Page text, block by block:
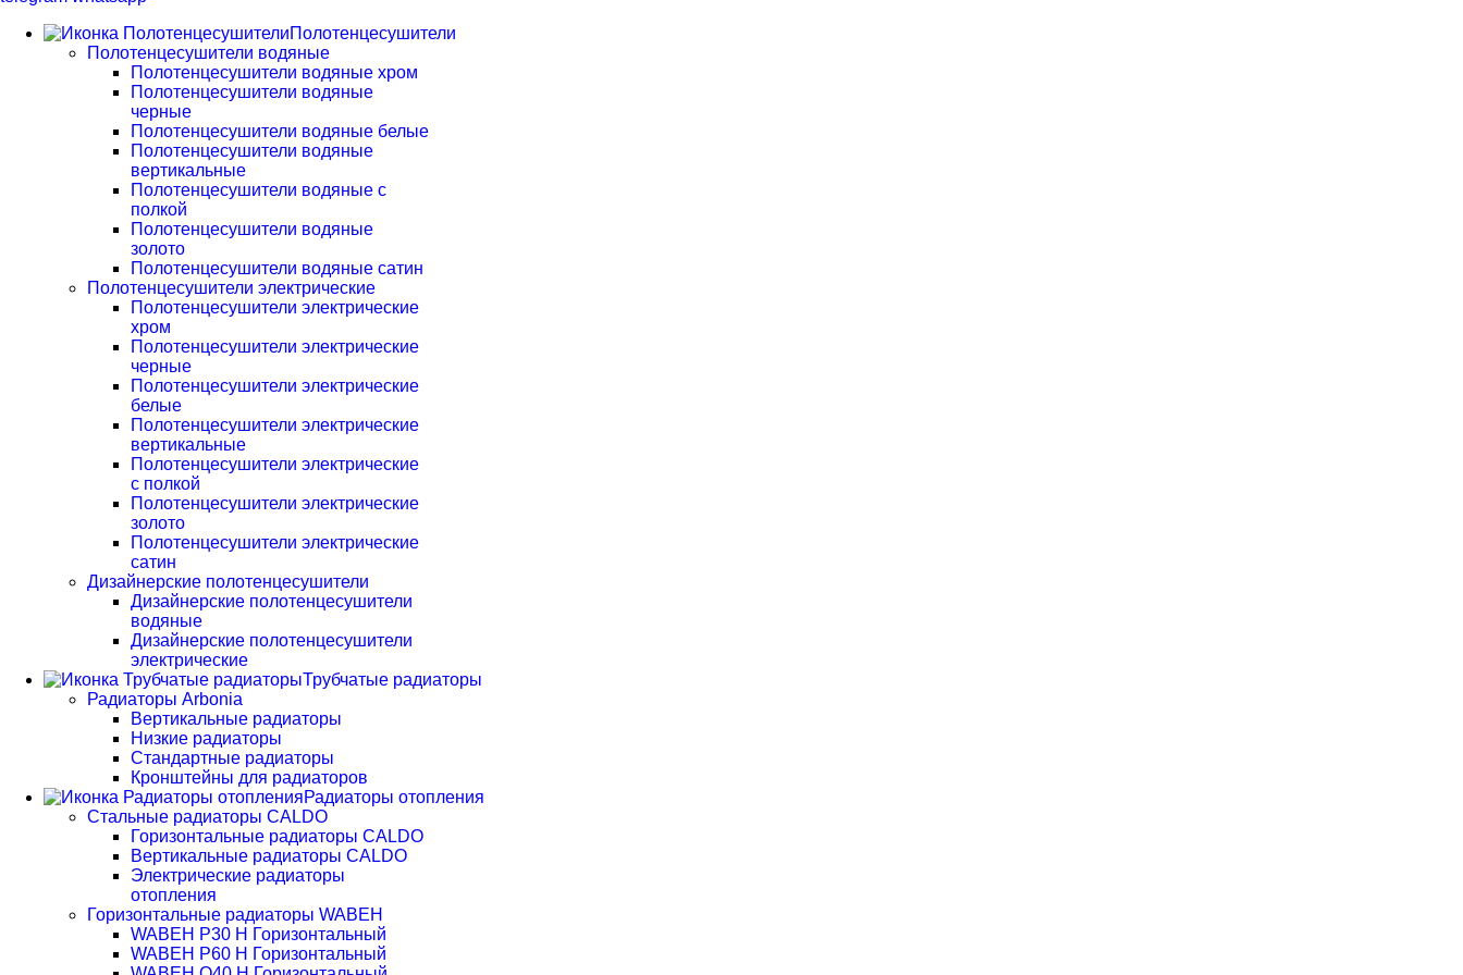
Полотенцесушители
Полотенцесушители водяные
Полотенцесушители водяные хром
Полотенцесушители водяные
черные
Полотенцесушители водяные белые
Полотенцесушители водяные
вертикальные
Полотенцесушители водяные с
полкой
Полотенцесушители водяные
золото
Полотенцесушители водяные сатин
Полотенцесушители электрические
Полотенцесушители электрические
хром
Полотенцесушители электрические
черные
Полотенцесушители электрические
белые
Полотенцесушители электрические
вертикальные
Полотенцесушители электрические
с полкой
Полотенцесушители электрические
золото
Полотенцесушители электрические
сатин
Дизайнерские полотенцесушители
Дизайнерские полотенцесушители
водяные
Дизайнерские полотенцесушители
электрические
Трубчатые радиаторы
Радиаторы Arbonia
Вертикальные радиаторы
Низкие радиаторы
Стандартные радиаторы
Кронштейны для радиаторов
Радиаторы отопления
Стальные радиаторы CALDO
Горизонтальные радиаторы CALDO
Вертикальные радиаторы CALDO
Электрические радиаторы
отопления
Горизонтальные радиаторы WABEH
WABEH P30 H Горизонтальный
WABEH P60 H Горизонтальный